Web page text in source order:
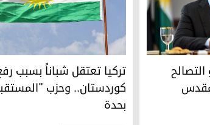
والإعمار في ظل عَلَمنا المقدس
علم كوردستان
تركيا تعتقل شباناً بسبب
كوردستان.. وحزب
بحدة